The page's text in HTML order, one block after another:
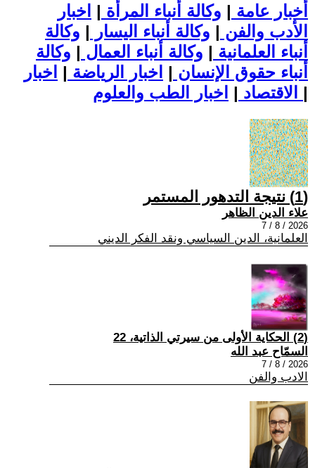
أخبار عامة | وكالة أنباء المرأة | اخبار
الأدب والفن | وكالة أنباء اليسار | وكالة
أنباء العلمانية | وكالة أنباء العمال | وكالة
أنباء حقوق الإنسان | اخبار الرياضة | اخبار
الاقتصاد | |
(1) نتيجة التدهور المستمر
علاء الدين الظاهر
2026 / 8 / 7
العلمانية، الدين السياسي ونقد الفكر الديني
(2) الحكاية الأولى من سيرتي الذاتية، 22
السمّاح عبد الله
2026 / 8 / 7
الادب والفن